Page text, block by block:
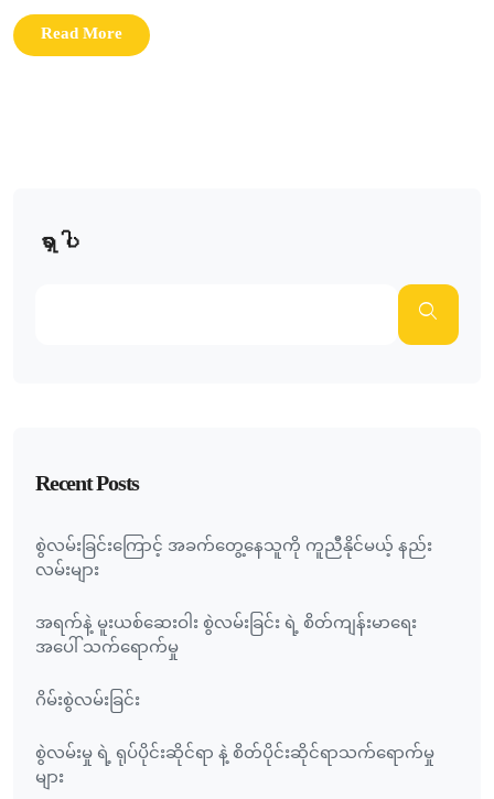
Read More
ရှာပါ
Recent Posts
စွဲလမ်းခြင်းကြောင့် အခက်တွေ့နေသူကို ကူညီနိုင်မယ့် နည်း
လမ်းများ
အရက်နဲ့ မူးယစ်ဆေးဝါး စွဲလမ်းခြင်း ရဲ့ စိတ်ကျန်းမာရေး
အပေါ် သက်ရောက်မှု
ဂိမ်းစွဲလမ်းခြင်း
စွဲလမ်းမှု ရဲ့ ရုပ်ပိုင်းဆိုင်ရာ နဲ့ စိတ်ပိုင်းဆိုင်ရာသက်ရောက်မှု
များ